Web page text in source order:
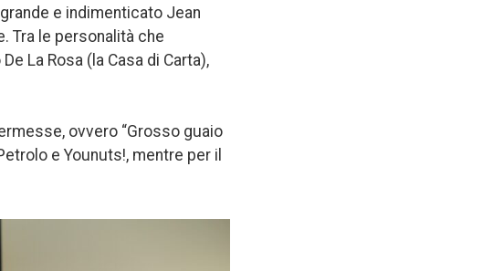
e indimenticato Jean
Tra le personalità che
La Rosa (la Casa di Carta),
ovvero “Grosso guaio
e Younuts!, mentre per il